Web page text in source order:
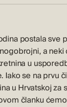
postala sve
a
u
se na prvu
u Hrvatskoj
članku